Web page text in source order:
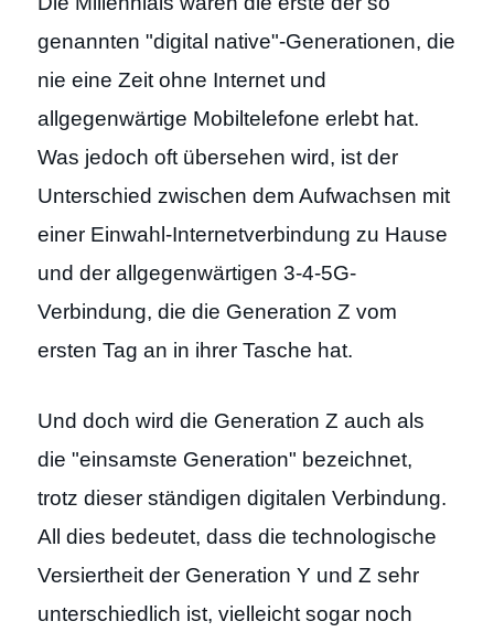
genannten "digital native"-Generationen, die
nie eine Zeit ohne Internet und
allgegenwärtige Mobiltelefone erlebt hat.
Was jedoch oft übersehen wird, ist der
Unterschied zwischen dem Aufwachsen mit
einer Einwahl-Internetverbindung zu Hause
und der allgegenwärtigen 3-4-5G-
Verbindung, die die Generation Z vom
ersten Tag an in ihrer Tasche hat.
Und doch wird die Generation Z auch als
die "einsamste Generation" bezeichnet,
trotz dieser ständigen digitalen Verbindung.
All dies bedeutet, dass die technologische
Versiertheit der Generation Y und Z sehr
unterschiedlich ist, vielleicht sogar noch